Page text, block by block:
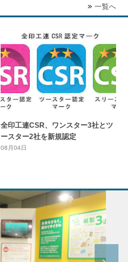
一覧へ
全印工連CSR、ワンスター3社とツ
ースター2社を新規認定
08月04日